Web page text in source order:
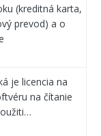
(kreditná karta,
prevod) a o
je licencia na
na čítanie